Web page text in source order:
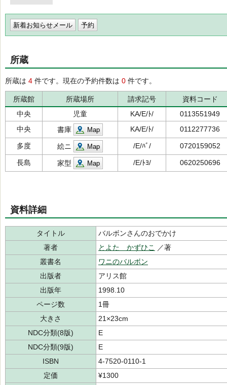
新着お知らせメール
所蔵
所蔵は 4 件です。現在の予約件数は 0 件です。
所蔵館 所蔵場所 請求記号
資料コード
中央
児童 KA/E/ﾄ/
0113551949
中央
書庫 Map KA/E/ﾄ/ 0112277736
多度 絵ニ Map /E/ﾊﾞ/ 0720159052
長島 家型 Map /E/ﾄﾖ/ 0620250696
資料詳細
タイトル
バルボンさんのおでかけ
著者
とよた かずひこ
／著
叢書名
ワニのバルボン
出版者
アリス館
出版年
1998.10
ページ数
1冊
大きさ
21×23cm
NDC分類(8版)
E
NDC分類(9版)
E
ISBN
4-7520-0110-1
定価
¥1300